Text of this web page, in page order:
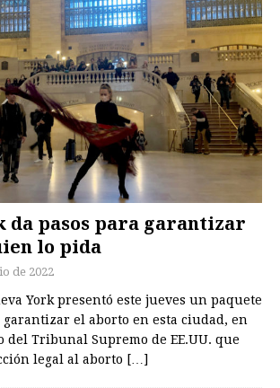
da pasos para garantizar
lo pida
de 2022
York presentó este jueves un paquete
garantizar el aborto en esta ciudad, en
del Tribunal Supremo de EE.UU. que
legal al aborto […]